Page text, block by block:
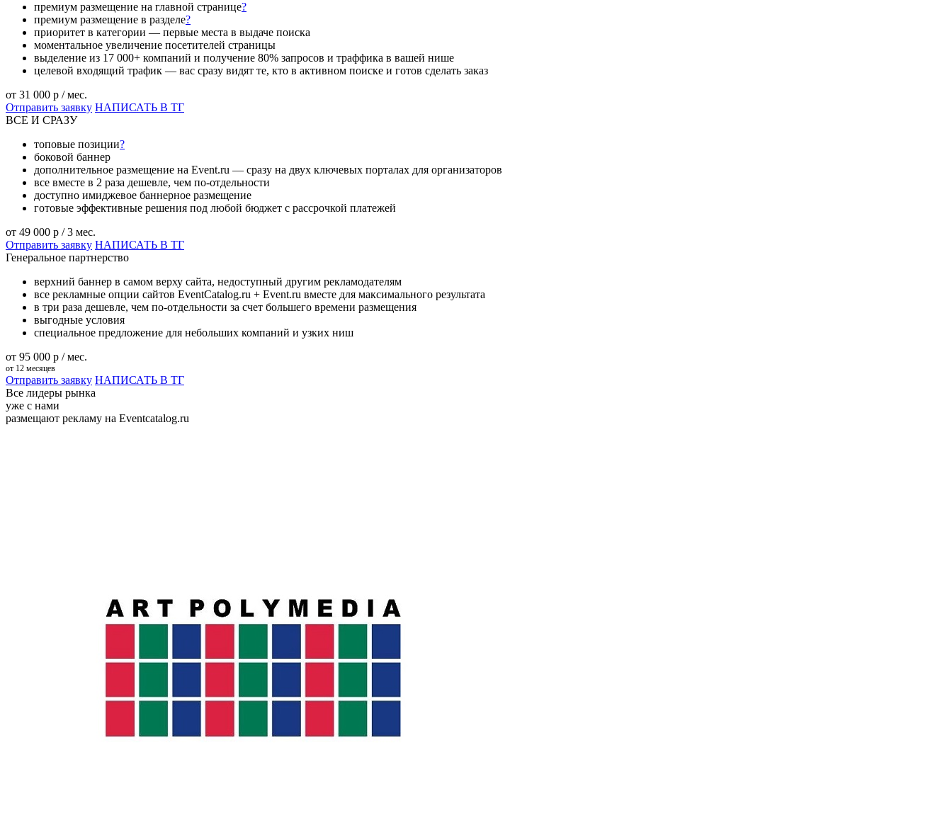
премиум размещение на главной странице?
премиум размещение в разделе?
приоритет в категории — первые места в выдаче поиска
моментальное увеличение посетителей страницы
выделение из 17 000+ компаний и получение 80% запросов и траффика в вашей нише
целевой входящий трафик — вас сразу видят те, кто в активном поиске и готов сделать заказ
от 31 000 p / мес.
Отправить заявку НАПИСАТЬ В ТГ
ВСЕ И СРАЗУ
топовые позиции?
боковой баннер
дополнительное размещение на Event.ru — сразу на двух ключевых порталах для организаторов
все вместе в 2 раза дешевле, чем по-отдельности
доступно имиджевое баннерное размещение
готовые эффективные решения под любой бюджет с рассрочкой платежей
от 49 000 p / 3 мес.
Отправить заявку НАПИСАТЬ В ТГ
Генеральное партнерство
верхний баннер в самом верху сайта, недоступный другим рекламодателям
все рекламные опции сайтов EventCatalog.ru + Event.ru вместе для максимального результата
в три раза дешевле, чем по-отдельности за счет большего времени размещения
выгодные условия
специальное предложение для небольших компаний и узких ниш
от 95 000 p / мес.
от 12 месяцев
Отправить заявку НАПИСАТЬ В ТГ
Все лидеры рынка
уже с нами
размещают рекламу на Eventcatalog.ru